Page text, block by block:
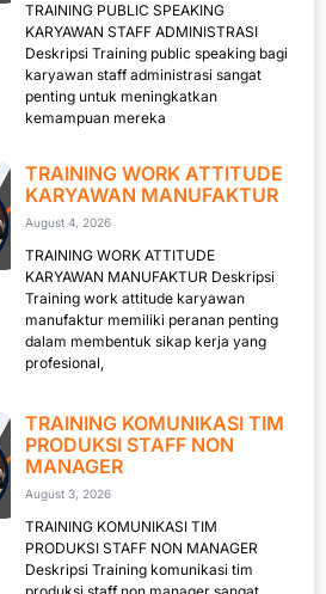
TRAINING PUBLIC SPEAKING
KARYAWAN STAFF ADMINISTRASI
Deskripsi Training public speaking bagi
karyawan staff administrasi sangat
penting untuk meningkatkan
kemampuan mereka
TRAINING WORK ATTITUDE
KARYAWAN MANUFAKTUR
August 4, 2026
TRAINING WORK ATTITUDE
KARYAWAN MANUFAKTUR Deskripsi
Training work attitude karyawan
manufaktur memiliki peranan penting
dalam membentuk sikap kerja yang
profesional,
TRAINING KOMUNIKASI TIM
PRODUKSI STAFF NON
MANAGER
August 3, 2026
TRAINING KOMUNIKASI TIM
PRODUKSI STAFF NON MANAGER
Deskripsi Training komunikasi tim